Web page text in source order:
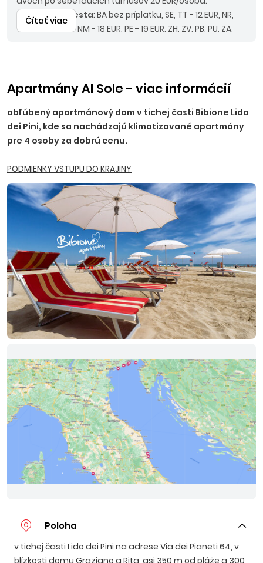
Nástupné miesta: BA bez príplatku, SE, TT - 12 EUR, NR,
TO, PN - 15 EUR, NM - 18 EUR, PE - 19 EUR, ZH, ZV, PB, PU, ZA,
Upozornenie: pri autokarovej doprave je termín
nástupu vždy deň pred uvedeným dátumom nástupu
na ubytovanie a termín návratu deň po ukončení
pobytu. Z uvedených cien nie je možné uplatniť zľavu
pre firemných partnerov.
Čítať viac
Apartmány Al Sole - viac informácií
obľúbený apartmánový dom v tichej časti Bibione Lido
dei Pini, kde sa nachádzajú klimatizované apartmány
pre 4 osoby za dobrú cenu.
PODMIENKY VSTUPU DO KRAJINY
Poloha
v tichej časti Lido dei Pini na adrese Via dei Pianeti 64, v
blízkosti domu Graziano a Rita, asi 350 m od pláže a 300